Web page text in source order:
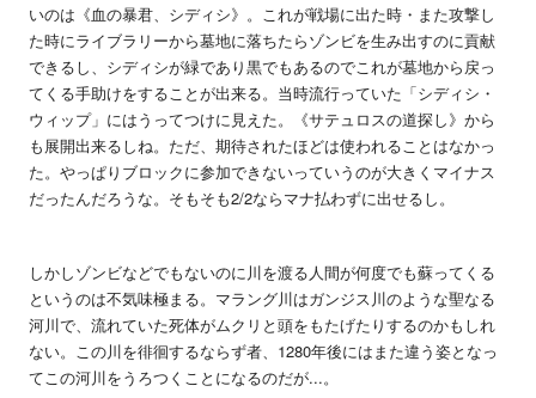
いのは《血の暴君、シディシ》。これが戦場に出た時・また攻撃し
た時にライブラリーから墓地に落ちたらゾンビを生み出すのに貢献
できるし、シディシが緑であり黒でもあるのでこれが墓地から戻っ
てくる手助けをすることが出来る。当時流行っていた「シディシ・
ウィップ」にはうってつけに見えた。《サテュロスの道探し》から
も展開出来るしね。ただ、期待されたほどは使われることはなかっ
た。やっぱりブロックに参加できないっていうのが大きくマイナス
だったんだろうな。そもそも2/2ならマナ払わずに出せるし。
しかしゾンビなどでもないのに川を渡る人間が何度でも蘇ってくる
というのは不気味極まる。マラング川はガンジス川のような聖なる
河川で、流れていた死体がムクリと頭をもたげたりするのかもしれ
ない。この川を徘徊するならず者、1280年後にはまた違う姿となっ
てこの河川をうろつくことになるのだが...。